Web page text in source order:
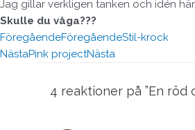
Jag gillar verkligen tanken och idén
Skulle du våga???
FöregåendeFöregåendeStil-krock
NästaPink projectNästa
4 reaktioner på ”En röd